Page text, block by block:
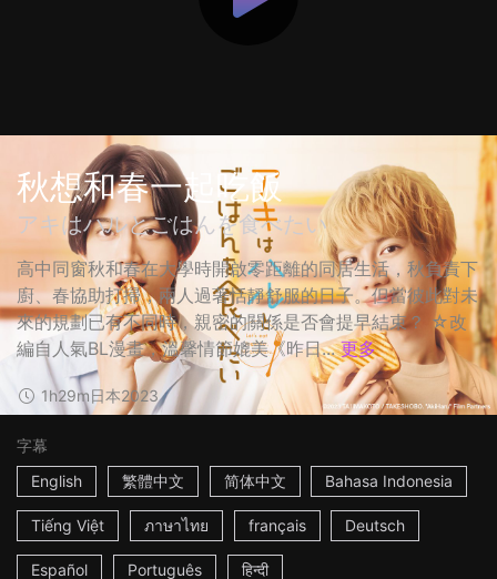
秋想和春一起吃飯
アキはハルとごはんを食べたい
高中同窗秋和春在大學時開啟零距離的同居生活，秋負責下
廚、春協助打掃，兩人過著恬靜舒服的日子。但當彼此對未
來的規劃已有不同時，親密的關係是否會提早結束？ ☆改
編自人氣BL漫畫，溫馨情節媲美《昨日... 更多
1h29m日本2023
字幕
English
繁體中文 简体中文 Bahasa Indonesia
Tiếng Việt ภาษาไทย français Deutsch
Español Português हिन्दी